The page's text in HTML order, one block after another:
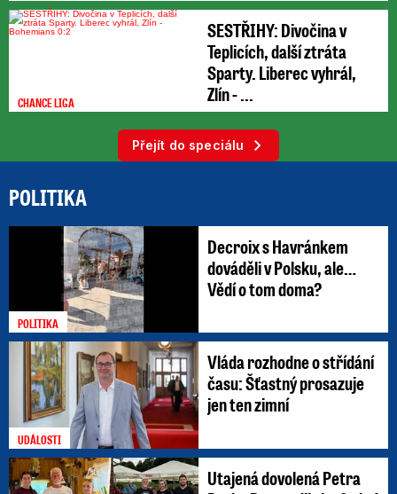
CHANCE LIGA
SESTŘIHY: Divočina v
Teplicích, další ztráta
Sparty. Liberec vyhrál,
Zlín - ...
Přejít do speciálu
POLITIKA
POLITIKA
Decroix s Havránkem
dováděli v Polsku, ale…
Vědí o tom doma?
UDÁLOSTI
Vláda rozhodne o střídání
času: Šťastný prosazuje
jen ten zimní
Utajená dovolená Petra